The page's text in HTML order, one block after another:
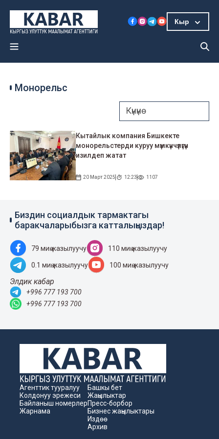
Кыр
Монорельс
Кытайлык компания Бишкекте
монорельстерди куруу мүмкүнчүлүгүн
изилдеп жатат
20 Март 2025 12:23 1107
Биздин социалдык тармактагы
баракчаларыбызга катталыңыздар!
79 миң жазылуучу 110 миң жазылуучу
0.1 миң жазылуучу 100 миң жазылуучу
Элдик кабар
+996 777 193 700
+996 777 193 700
Агенттик тууралуу
Колдонуу эрежеси
Байланыш номерлер
Жарнама
Башкы бет
Жаңылыктар
Пресс-борбор
Бизнес жаңылыктары
Издөө
Архив